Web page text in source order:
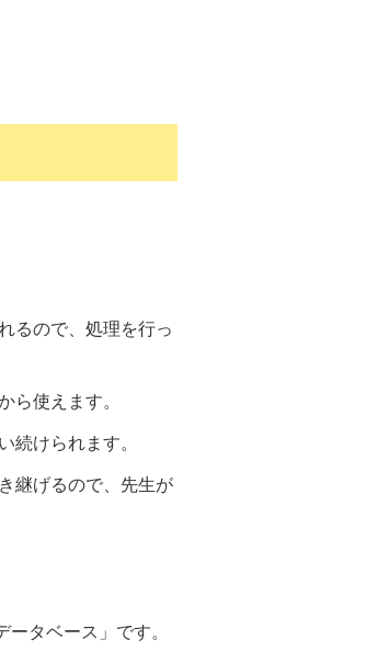
るので、処理を行っ
ら使えます。
続けられます。
継げるので、先生が
タベース」です。